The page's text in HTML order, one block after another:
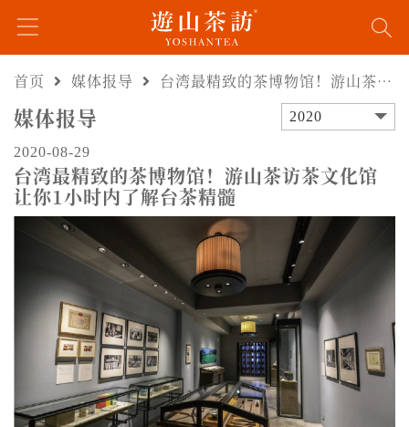
首页 媒体报导 台湾最精致的茶博物馆！游山茶访茶文化馆让你1小时内了解台茶精髓
媒体报导 2020
2020-08-29
台湾最精致的茶博物馆！游山茶访茶文化馆
让你1小时内了解台茶精髓